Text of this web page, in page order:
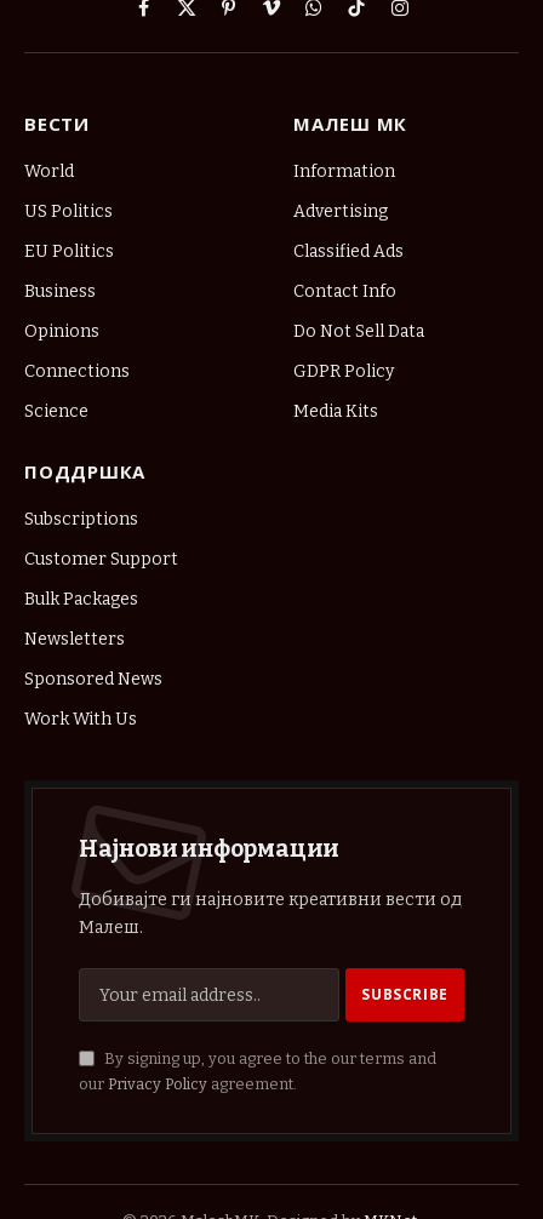
Facebook
X
PinterestVimeoWhatsApp
TikTokInstagram
ВЕСТИ
World
US Politics
EU Politics
Business
Opinions
Connections
Science
МАЛЕШ МК
Information
Advertising
Classified Ads
Contact Info
Do Not Sell Data
GDPR Policy
Media Kits
ПОДДРШКА
Subscriptions
Customer Support
Bulk Packages
Newsletters
Sponsored News
Work With Us
Најнови информации
Добивајте ги најновите креативни вести од
Малеш.
By signing up, you agree to the our terms and
our Privacy Policyagreement.